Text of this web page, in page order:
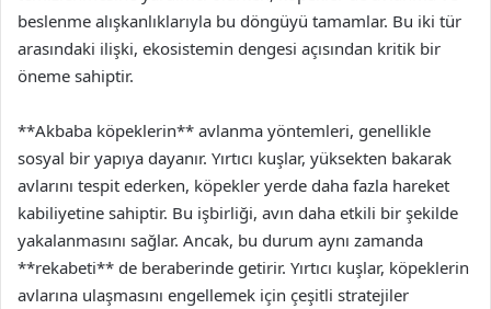
beslenme alışkanlıklarıyla bu döngüyü tamamlar. Bu iki tür
arasındaki ilişki, ekosistemin dengesi açısından kritik bir
öneme sahiptir.
**Akbaba köpeklerin** avlanma yöntemleri, genellikle
sosyal bir yapıya dayanır. Yırtıcı kuşlar, yüksekten bakarak
avlarını tespit ederken, köpekler yerde daha fazla hareket
kabiliyetine sahiptir. Bu işbirliği, avın daha etkili bir şekilde
yakalanmasını sağlar. Ancak, bu durum aynı zamanda
**rekabeti** de beraberinde getirir. Yırtıcı kuşlar, köpeklerin
avlarına ulaşmasını engellemek için çeşitli stratejiler